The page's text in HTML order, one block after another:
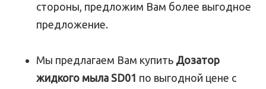
стороны, предложим Вам более выгодное
предложение.
Мы предлагаем Вам купить Дозатор
жидкого мыла SD01 по выгодной цене с